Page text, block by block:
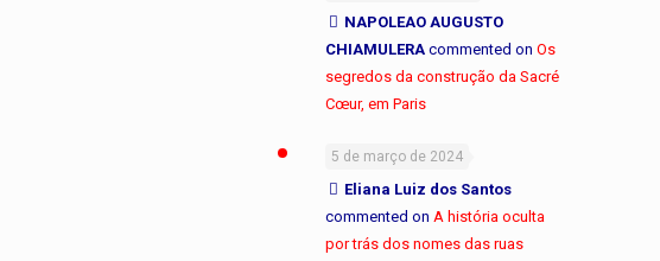
NAPOLEAO AUGUSTO
CHIAMULERA commented onOs
segredos da construção da Sacré
Cœur, em Paris
5 de março de 2024
Eliana Luiz dos Santos
commented onA história oculta
por trás dos nomes das ruas